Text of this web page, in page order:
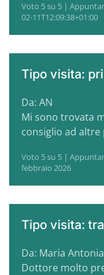
Voto 5 su 5 |
02-11T12:09:38+01:00
Tipo visita:
Da: AN
Mi sono trovata
consiglio ad altre
Voto 5 su 5 |
febbraio 2026
Tipo visita:
Da: Maria
Dottore molto